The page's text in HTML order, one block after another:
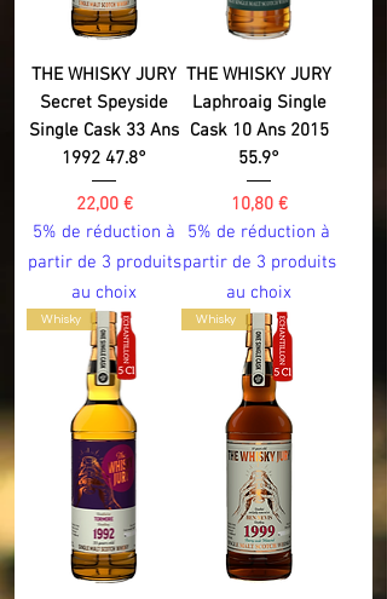
THE WHISKY JURY
Secret Speyside
Single Cask 33 Ans
1992 47.8°
Prix
22,00 €
5% de réduction à
partir de 3 produits
au choix
THE WHISKY JURY
Laphroaig Single
Cask 10 Ans 2015
55.9°
Prix
10,80 €
5% de réduction à
partir de 3 produits
au choix
Whisky Whisky